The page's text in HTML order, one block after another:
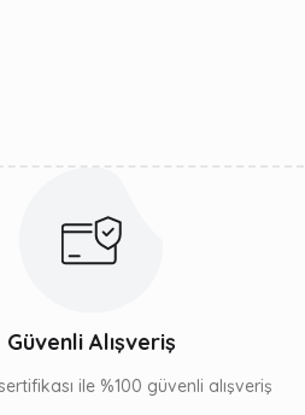
Güvenli Alışveriş
ile %100 güvenli alışveriş